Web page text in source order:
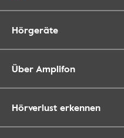
Hörgeräte
Über Amplifon
Hörverlust erkennen